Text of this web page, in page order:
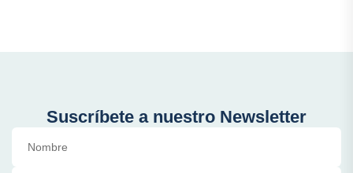
Suscríbete a nuestro Newsletter